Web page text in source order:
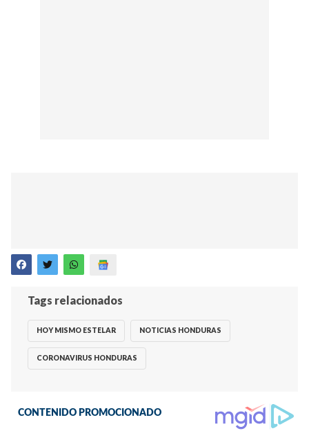
Tags relacionados
HOY MISMO ESTELAR NOTICIAS HONDURAS
CORONAVIRUS HONDURAS